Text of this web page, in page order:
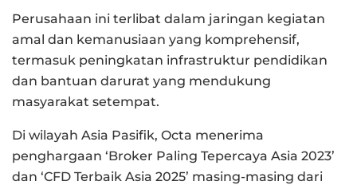
Perusahaan ini terlibat dalam jaringan kegiatan
amal dan kemanusiaan yang komprehensif,
termasuk peningkatan infrastruktur pendidikan
dan bantuan darurat yang mendukung
masyarakat setempat.
Di wilayah Asia Pasifik, Octa menerima
penghargaan ‘Broker Paling Tepercaya Asia 2023’
dan ‘CFD Terbaik Asia 2025’ masing-masing dari